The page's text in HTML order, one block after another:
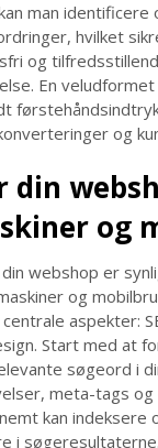
man identificere
hvilket
og
En
og
din
og
webshop er
og
aspekter:
Start med at
søgeord i
meta-tags
kan indeksere
i